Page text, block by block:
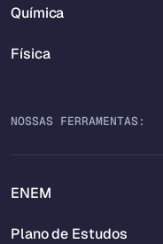
Química
Física
NOSSAS FERRAMENTAS:
ENEM
Plano de Estudos